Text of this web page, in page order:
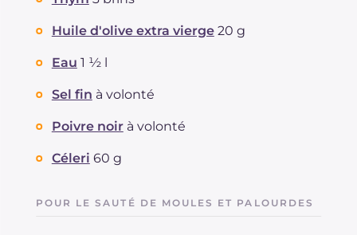
Huile d'olive extra vierge 20 g
Eau 1 ½ l
Sel fin à volonté
Poivre noir à volonté
Céleri 60 g
POUR LE SAUTÉ DE MOULES ET PALOURDES